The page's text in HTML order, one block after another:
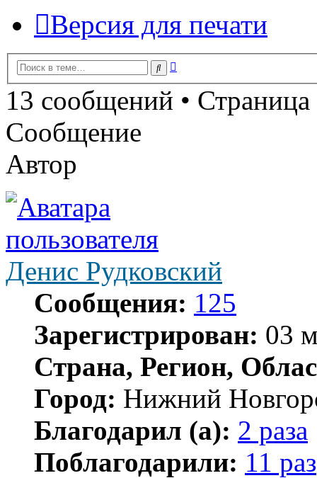
Версия для печати
Поиск
13 сообщений • Страница
Сообщение
Автор
Денис Рудковский
Сообщения: 125
Зарегистрирован: 03
Страна, Регион,
Город: Нижний
Благодарил (а): 2 раза
Поблагодарили: 11 раз